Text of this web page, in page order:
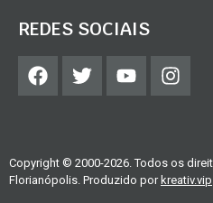
REDES SOCIAIS
Copyright © 2000-2026. Todos os
Florianópolis. Produzido por kreativ.vip